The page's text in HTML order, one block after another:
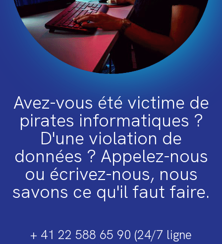
Avez-vous été victime de
pirates informatiques ?
D'une violation de
données ? Appelez-nous
ou écrivez-nous, nous
savons ce qu'il faut faire.
+ 41 22 588 65 90 (24/7 ligne